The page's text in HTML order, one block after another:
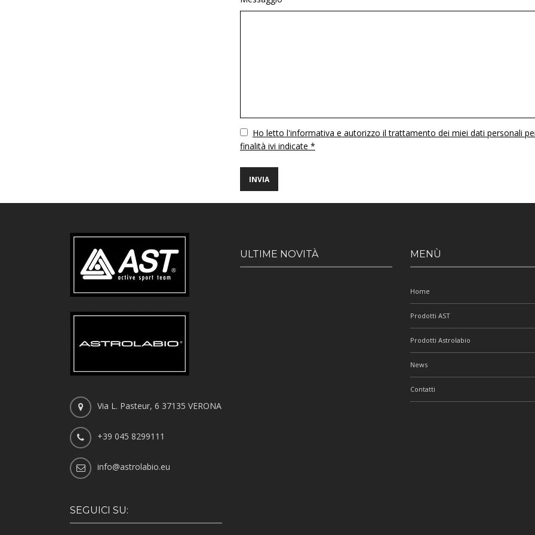
VuotoHo letto l'informativa e autorizzo il trattamento dei miei dati personali
finalità ivi indicate *
Via L. Pasteur, 6 37135 VERONA
+39 045 8299111
info@astrolabio.eu
SEGUICI SU:
ULTIME NOVITÀ MENÙ
Home
Prodotti AST
Prodotti Astrolabio
News
Contatti